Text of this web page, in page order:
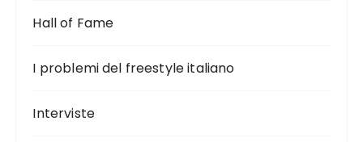
Hall of Fame
I problemi del freestyle italiano
Interviste